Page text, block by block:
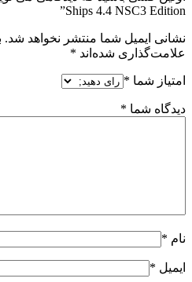
Ships 4.4 NSC3 Edition”
نشانی ایمیل شما منتشر نخواهد شد.
علامت‌گذاری شده‌اند *
امتیاز شما *
دیدگاه شما *
نام *
ایمیل *